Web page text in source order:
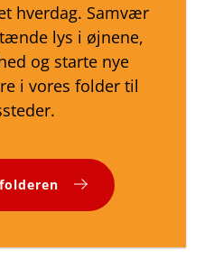
hverdag. Samvær
lys i øjnene,
og starte nye
i vores folder til